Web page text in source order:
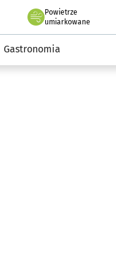
Powietrze
we Wrocławiu
umiarkowane
Gastronomia